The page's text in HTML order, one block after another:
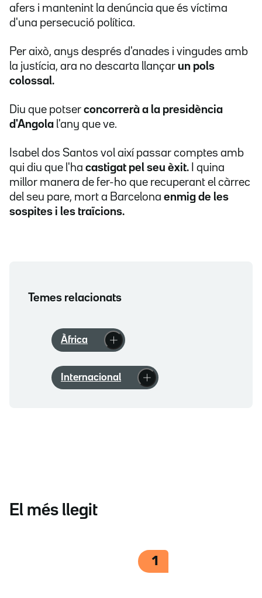
afers i mantenint la denúncia que és víctima
d'una persecució política.
Per això, anys després d'anades i vingudes amb
la justícia, ara no descarta llançar un pols
colossal.
Diu que potser concorrerà a la presidència
d'Angola l'any que ve.
Isabel dos Santos vol així passar comptes amb
qui diu que l'ha castigat pel seu èxit. I quina
millor manera de fer-ho que recuperant el càrrec
del seu pare, mort a Barcelona enmig de les
sospites i les traïcions.
Temes relacionats
Àfrica
Internacional
El més llegit
1